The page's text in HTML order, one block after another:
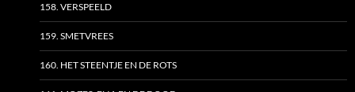
158. VERSPEELD
159. SMETVREES
160. HET STEENTJE EN DE ROTS